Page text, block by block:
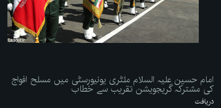
امام حسین علیہ السلام ملٹری یونیورسٹی میں مسلح افواج
کی مشترکہ گریجویشن تقریب سے خطاب
دریافت